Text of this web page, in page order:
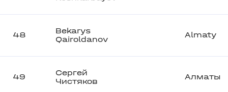
48
Bekarys
Qairoldanov
Almaty
49
Сергей
Чистяков
Алматы